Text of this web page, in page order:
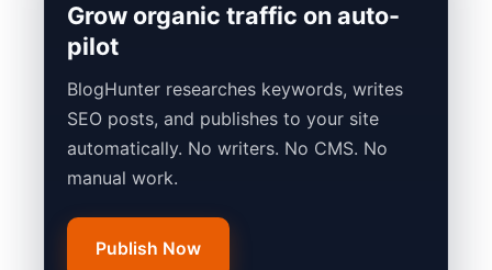
Grow organic traffic on auto-
pilot
BlogHunter researches keywords, writes
SEO posts, and publishes to your site
automatically. No writers. No CMS. No
manual work.
Publish Now